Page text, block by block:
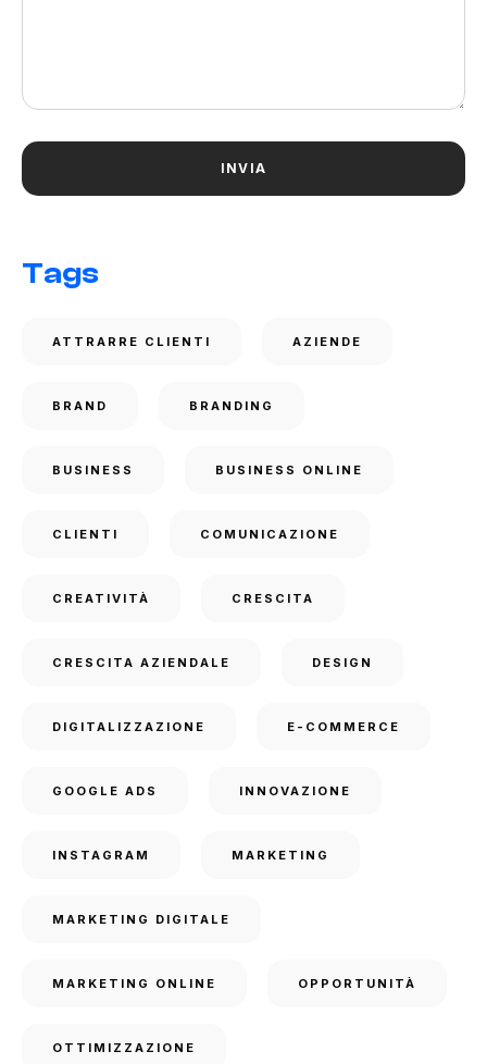
Tags
ATTRARRE CLIENTI AZIENDE
BRAND BRANDING
BUSINESS BUSINESS ONLINE
CLIENTI COMUNICAZIONE
CREATIVITÀ CRESCITA
CRESCITA AZIENDALE DESIGN
DIGITALIZZAZIONE E-COMMERCE
GOOGLE ADS INNOVAZIONE
INSTAGRAM MARKETING
MARKETING DIGITALE
MARKETING ONLINE OPPORTUNITÀ
OTTIMIZZAZIONE